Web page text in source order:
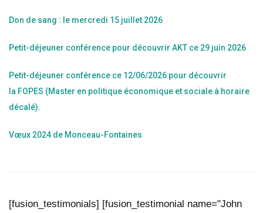
Don de sang : le mercredi 15 juillet 2026
Petit-déjeuner conférence pour découvrir AKT ce 29 juin 2026
Petit-déjeuner conférence ce 12/06/2026 pour découvrir
la FOPES (Master en politique économique et sociale à horaire
décalé).
Vœux 2024 de Monceau-Fontaines
[fusion_testimonials] [fusion_testimonial name="John